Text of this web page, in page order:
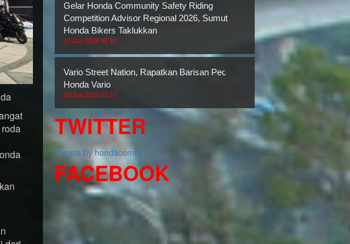
Gelar Honda Community Safety Riding
Competition Advisor Regional 2026, Sumut
Honda Bikers Taklukkan
17 Jun 2026 08:10
Vario Street Nation, Rapatkan Barisan Pecinta
Honda Vario
23 Jun 2026 07:10
TWITTER
Tweets by hondacomm
FACEBOOK